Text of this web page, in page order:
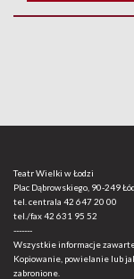
Teatr Wielki w Łodzi
Plac Dąbrowskiego, 90-249
tel. centrala 42 647 20 00
tel./fax42 631 95 52
-------
Wszystkie informacje zawarte
Kopiowanie, powielanie lub
zabronione.